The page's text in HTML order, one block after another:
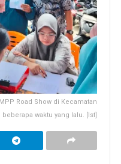
Road Show di Kecamatan
waktu yang lalu. [Ist]